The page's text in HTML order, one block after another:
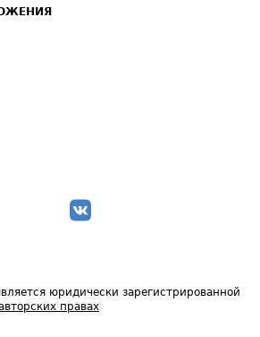
юридически зарегистрированной
правах